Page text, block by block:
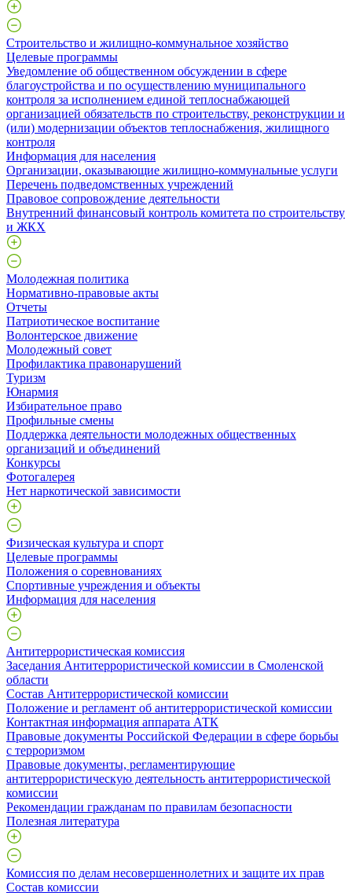
Строительство и жилищно-коммунальное хозяйство
Целевые программы
Уведомление об общественном обсуждении в сфере
благоустройства и по осуществлению муниципального
контроля за исполнением единой теплоснабжающей
организацией обязательств по строительству, реконструкции и
(или) модернизации объектов теплоснабжения, жилищного
контроля
Информация для населения
Организации, оказывающие жилищно-коммунальные услуги
Перечень подведомственных учреждений
Правовое сопровождение деятельности
Внутренний финансовый контроль комитета по строительству
и ЖКХ
Молодежная политика
Нормативно-правовые акты
Отчеты
Патриотическое воспитание
Волонтерское движение
Молодежный совет
Профилактика правонарушений
Туризм
Юнармия
Избирательное право
Профильные смены
Поддержка деятельности молодежных общественных
организаций и объединений
Конкурсы
Фотогалерея
Нет наркотической зависимости
Физическая культура и спорт
Целевые программы
Положения о соревнованиях
Спортивные учреждения и объекты
Информация для населения
Антитеррористическая комиссия
Заседания Антитеррористической комиссии в Смоленской
области
Состав Антитеррористической комиссии
Положение и регламент об антитеррористической комиссии
Контактная информация аппарата АТК
Правовые документы Российской Федерации в сфере борьбы
с терроризмом
Правовые документы, регламентирующие
антитеррористическую деятельность антитеррористической
комиссии
Рекомендации гражданам по правилам безопасности
Полезная литература
Комиссия по делам несовершеннолетних и защите их прав
Состав комиссии